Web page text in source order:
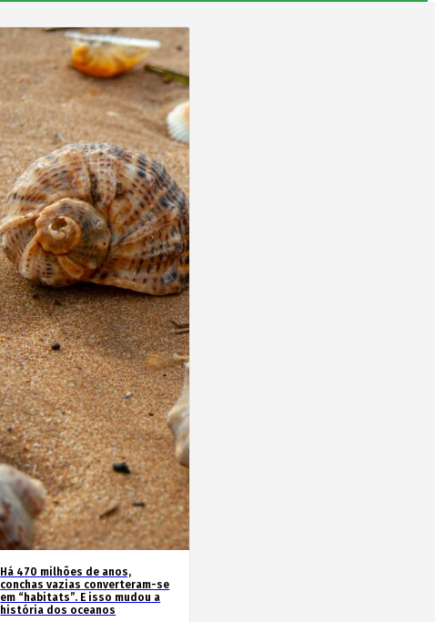
Há 470 milhões de anos,
conchas vazias converteram-se
em “habitats”. E isso mudou a
história dos oceanos